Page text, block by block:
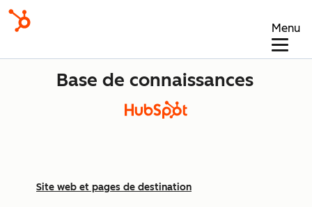
Menu
Base de connaissances
Site web et pages de destination